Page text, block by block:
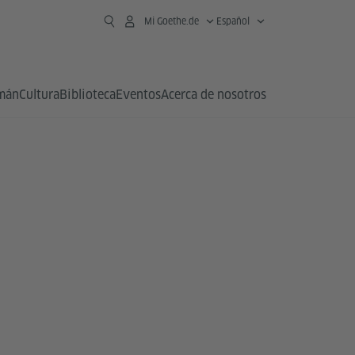
Mi Goethe.de Español
CulturaBibliotecaEventosAcerca de nosotros